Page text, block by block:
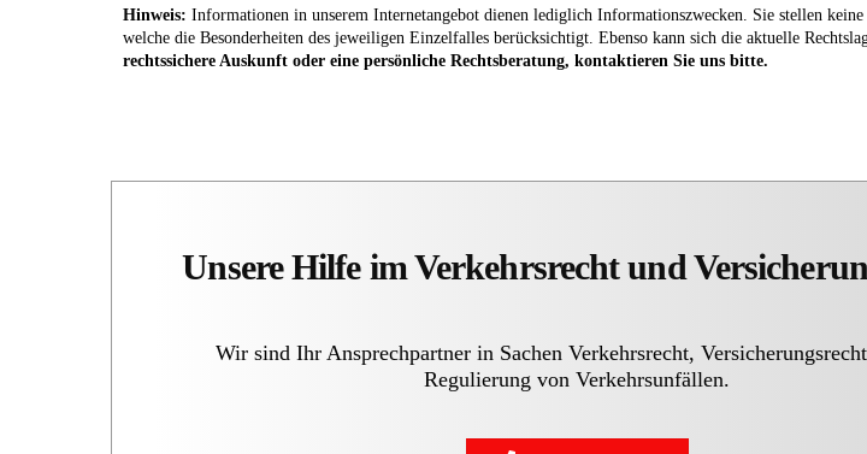
Hinweis: Informationen in unserem Internetangebot dienen lediglich Informationszwecken. Sie stellen
welche die Besonderheiten des jeweiligen Einzelfalles berücksichtigt. Ebenso kann sich die aktuelle
rechtssichere Auskunft oder eine persönliche Rechtsberatung, kontaktieren Sie uns bitte.
Unsere Hilfe im Verkehrsrecht und
Wir sind Ihr Ansprechpartner in Sachen Verkehrsrecht,
Regulierung von Verkehrsunfällen.